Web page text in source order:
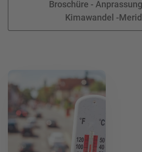
Broschüre -
Kimawandel -